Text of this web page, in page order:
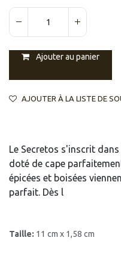
Ajouter au panier
AJOUTER À LA LISTE DE
Le Secretos s'inscrit
doté de cape
épicées et boisées
parfait. Dès l
Taille: 11 cm x 1,58 cm